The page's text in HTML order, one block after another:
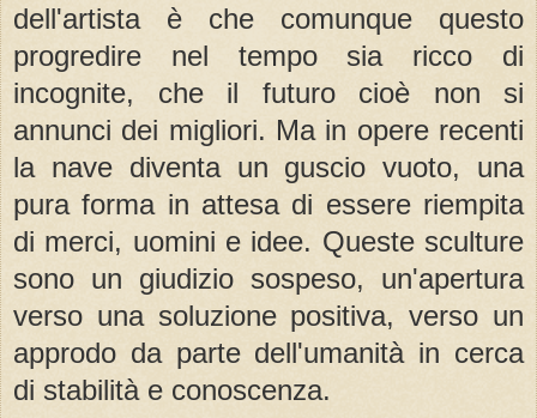
dell'artista è che comunque questo
progredire nel tempo sia ricco di
incognite, che il futuro cioè non si
annunci dei migliori. Ma in opere recenti
la nave diventa un guscio vuoto, una
pura forma in attesa di essere riempita
di merci, uomini e idee. Queste sculture
sono un giudizio sospeso, un'apertura
verso una soluzione positiva, verso un
approdo da parte dell'umanità in cerca
di stabilità e conoscenza.